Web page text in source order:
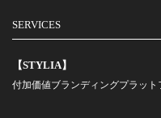
SERVICES
【STYLIA】
付加価値ブランディングプラット